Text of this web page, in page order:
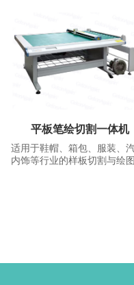
平板笔绘切割一体机
适用于鞋帽、箱包、服装、
内饰等行业的样板切割与绘图